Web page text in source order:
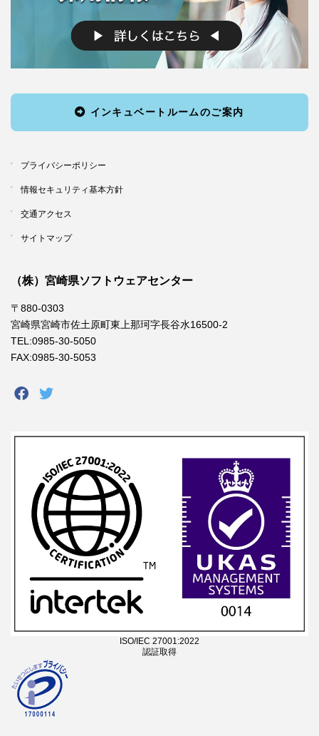
インキュベートルームのご案内
プライバシーポリシー
情報セキュリティ基本方針
交通アクセス
サイトマップ
（株）宮崎県ソフトウェアセンター
〒880-0303
宮崎県宮崎市佐土原町東上那珂字長谷水16500-2
TEL:0985-30-5050
FAX:0985-30-5053
ISO/IEC 27001:2022
認証取得